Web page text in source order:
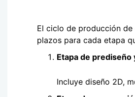
El ciclo de producción
plazos para cada etapa
Etapa de
Incluye diseño 2D,